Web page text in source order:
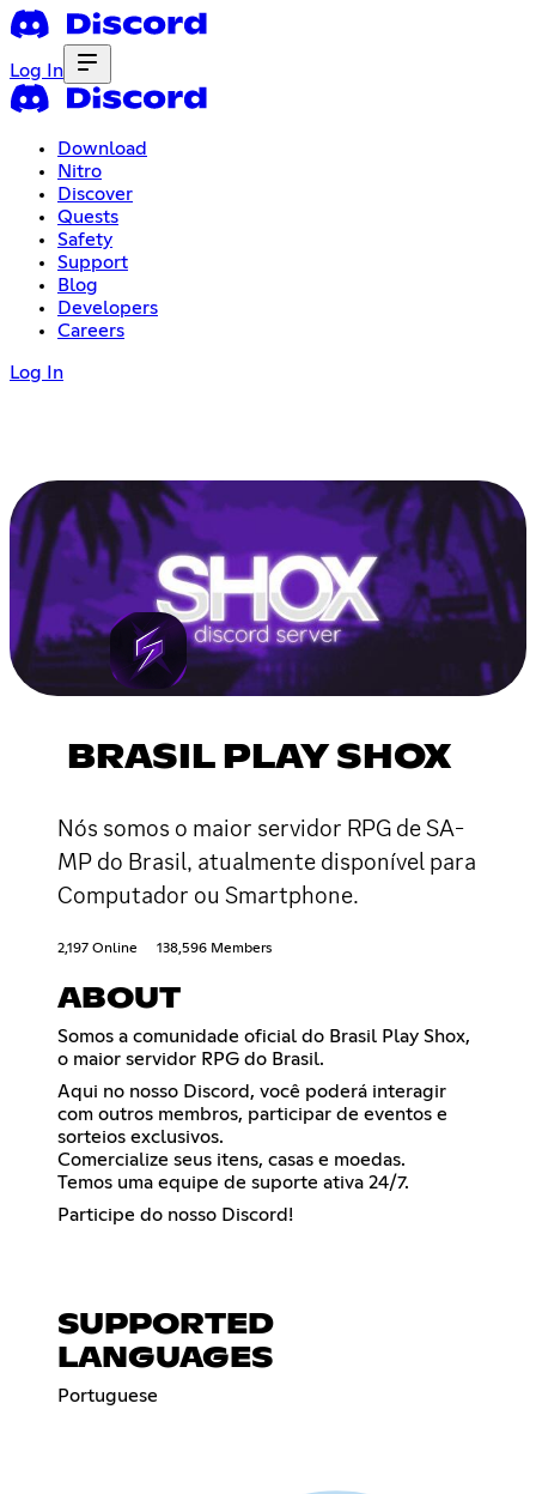
Log In
Download
Nitro
Discover
Quests
Safety
Support
Blog
Developers
Careers
Log In
BRASIL PLAY SHOX
Nós somos o maior servidor RPG de SA-
MP do Brasil, atualmente disponível para
Computador ou Smartphone.
2,197 Online 138,596 Members
ABOUT
Somos a comunidade oficial do Brasil Play Shox,
o maior servidor RPG do Brasil.
Aqui no nosso Discord, você poderá interagir
com outros membros, participar de eventos e
sorteios exclusivos.
Comercialize seus itens, casas e moedas.
Temos uma equipe de suporte ativa 24/7.
Participe do nosso Discord!
SUPPORTED
LANGUAGES
Portuguese